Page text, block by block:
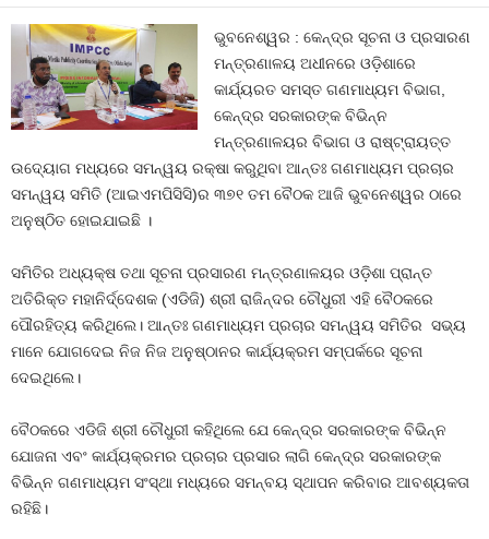
ଭୁବନେଶ୍ୱର : କେନ୍ଦ୍ର ସୂଚନା ଓ ପ୍ରସାରଣ
ମନ୍ତ୍ରଣାଳୟ ଅଧୀନରେ ଓଡ଼ିଶାରେ
କାର୍ଯ୍ୟରତ ସମସ୍ତ ଗଣମାଧ୍ୟମ ବିଭାଗ,
କେନ୍ଦ୍ର ସରକାରଙ୍କ ବିଭିନ୍ନ
ମନ୍ତ୍ରଣାଳୟର ବିଭାଗ ଓ ରାଷ୍ଟ୍ରାୟତ୍ତ
ଉଦ୍ୟୋଗ ମଧ୍ୟରେ ସମନ୍ୱୟ ରକ୍ଷା କରୁଥିବା ଆନ୍ତଃ ଗଣମାଧ୍ୟମ ପ୍ରଚାର
ସମନ୍ୱୟ ସମିତି (ଆଇଏମପିସିସି)ର ୩୭୧ ତମ ବୈଠକ ଆଜି ଭୁବନେଶ୍ୱର ଠାରେ
ଅନୁଷ୍ଠିତ ହୋଇଯାଇଛି ।
ସମିତିର ଅଧ୍ୟକ୍ଷ ତଥା ସୂଚନା ପ୍ରସାରଣ ମନ୍ତ୍ରଣାଳୟର ଓଡ଼ିଶା ପ୍ରାନ୍ତ
ଅତିରିକ୍ତ ମହାନିର୍ଦ୍ଦେଶକ (ଏଡିଜି) ଶ୍ରୀ ରାଜିନ୍ଦର ଚୌଧୁରୀ ଏହି ବୈଠକରେ
ପୌରହିତ୍ୟ କରିଥିଲେ। ଆନ୍ତଃ ଗଣମାଧ୍ୟମ ପ୍ରଚାର ସମନ୍ୱୟ ସମିତିର ସଭ୍ୟ
ମାନେ ଯୋଗଦେଇ ନିଜ ନିଜ ଅନୁଷ୍ଠାନର କାର୍ଯ୍ୟକ୍ରମ ସମ୍ପର୍କରେ ସୂଚନା
ଦେଇଥିଲେ।
ବୈଠକରେ ଏଡିଜି ଶ୍ରୀ ଚୌଧୁରୀ କହିଥିଲେ ଯେ କେନ୍ଦ୍ର ସରକାରଙ୍କ ବିଭିନ୍ନ
ଯୋଜନା ଏବଂ କାର୍ଯ୍ୟକ୍ରମର ପ୍ରଚାର ପ୍ରସାର ଲାଗି କେନ୍ଦ୍ର ସରକାରଙ୍କ
ବିଭିନ୍ନ ଗଣମାଧ୍ୟମ ସଂସ୍ଥା ମଧ୍ୟରେ ସମନ୍ବୟ ସ୍ଥାପନ କରିବାର ଆବଶ୍ୟକତା
ରହିଛି।